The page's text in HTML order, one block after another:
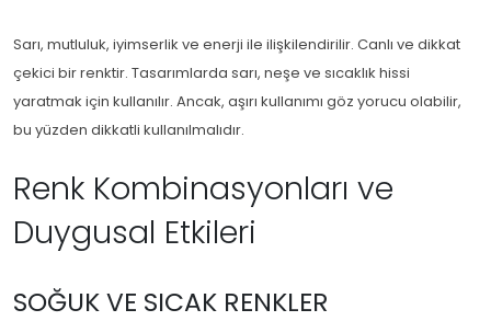
Sarı, mutluluk, iyimserlik ve enerji ile ilişkilendirilir. Canlı ve dikkat
çekici bir renktir. Tasarımlarda sarı, neşe ve sıcaklık hissi
yaratmak için kullanılır. Ancak, aşırı kullanımı göz yorucu olabilir,
bu yüzden dikkatli kullanılmalıdır.
Renk Kombinasyonları ve
Duygusal Etkileri
SOĞUK VE SICAK RENKLER